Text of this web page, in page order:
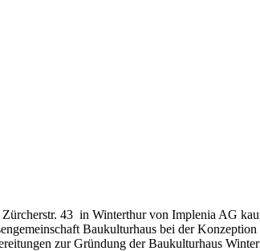
43 in Winterthur von Implenia AG
Baukulturhaus bei der
zur Gründung der Baukulturhaus